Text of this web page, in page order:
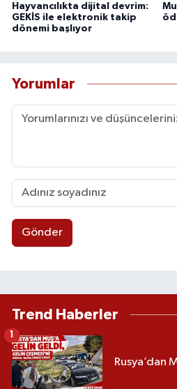
Hayvancılıkta dijital devrim:
GEKİS ile elektronik takip
dönemi başlıyor
Yorumlar
Gönder
Trend Haberler
Rusya’dan
1